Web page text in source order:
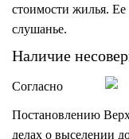
стоимости жилья. Ее
слушанье.
Наличие
Согласно
Постановлению
делах о выселении